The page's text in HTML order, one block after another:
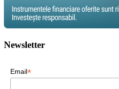
Newsletter
Email*